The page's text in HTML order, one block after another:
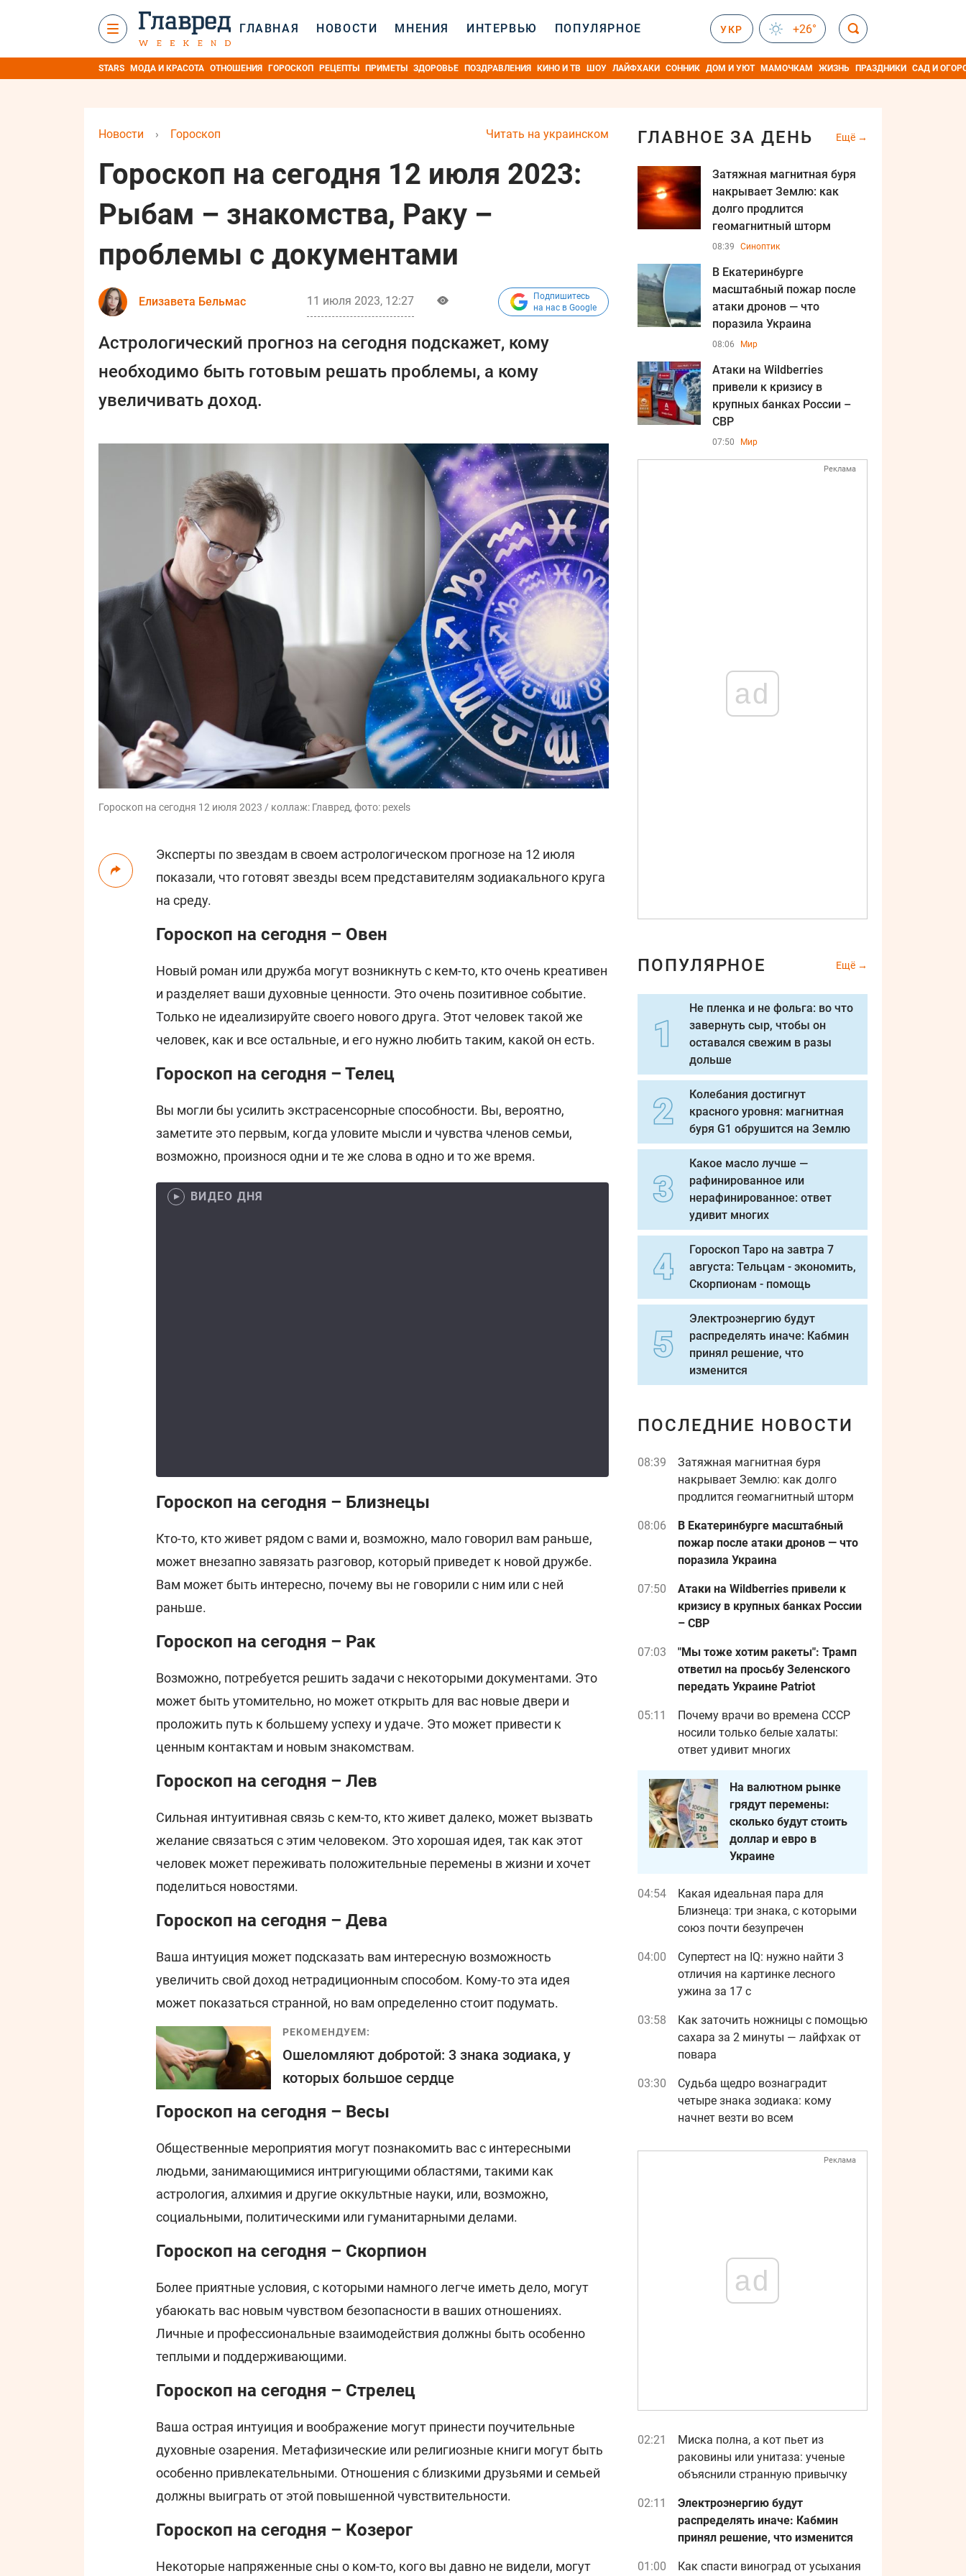
ГЛАВНАЯ НОВОСТИ МНЕНИЯ ИНТЕРВЬЮ ПОПУЛЯРНОЕ УКР +26°
STARS МОДА И КРАСОТА ОТНОШЕНИЯ ГОРОСКОП РЕЦЕПТЫ ПРИМЕТЫ ЗДОРОВЬЕ ПОЗДРАВЛЕНИЯ КИНО И ТВ ШОУ ЛАЙФХАКИ СОННИК ДОМ И УЮТ МАМОЧКАМ ЖИЗНЬ ПРАЗДНИКИ САД И
Читать на украинском
Новости › Гороскоп
Гороскоп на сегодня 12 июля 2023:
Рыбам – знакомства, Раку –
проблемы с документами
Елизавета Бельмас 11 июля 2023, 12:27
Подпишитесь
на нас в Google
Астрологический прогноз на сегодня подскажет, кому
необходимо быть готовым решать проблемы, а кому
увеличивать доход.
Гороскоп на сегодня 12 июля 2023 / коллаж: Главред, фото: pexels
Эксперты по звездам в своем астрологическом прогнозе на 12 июля
показали, что готовят звезды всем представителям зодиакального круга
на среду.
Гороскоп на сегодня – Овен
Новый роман или дружба могут возникнуть с кем-то, кто очень креативен
и разделяет ваши духовные ценности. Это очень позитивное событие.
Только не идеализируйте своего нового друга. Этот человек такой же
человек, как и все остальные, и его нужно любить таким, какой он есть.
Гороскоп на сегодня – Телец
Вы могли бы усилить экстрасенсорные способности. Вы, вероятно,
заметите это первым, когда уловите мысли и чувства членов семьи,
возможно, произнося одни и те же слова в одно и то же время.
ВИДЕО ДНЯ
Гороскоп на сегодня – Близнецы
Кто-то, кто живет рядом с вами и, возможно, мало говорил вам раньше,
может внезапно завязать разговор, который приведет к новой дружбе.
Вам может быть интересно, почему вы не говорили с ним или с ней
раньше.
Гороскоп на сегодня – Рак
Возможно, потребуется решить задачи с некоторыми документами. Это
может быть утомительно, но может открыть для вас новые двери и
проложить путь к большему успеху и удаче. Это может привести к
ценным контактам и новым знакомствам.
Гороскоп на сегодня – Лев
Сильная интуитивная связь с кем-то, кто живет далеко, может вызвать
желание связаться с этим человеком. Это хорошая идея, так как этот
человек может переживать положительные перемены в жизни и хочет
поделиться новостями.
Гороскоп на сегодня – Дева
Ваша интуиция может подсказать вам интересную возможность
увеличить свой доход нетрадиционным способом. Кому-то эта идея
может показаться странной, но вам определенно стоит подумать.
РЕКОМЕНДУЕМ:
Ошеломляют добротой: 3 знака зодиака, у
которых большое сердце
Гороскоп на сегодня – Весы
Общественные мероприятия могут познакомить вас с интересными
людьми, занимающимися интригующими областями, такими как
астрология, алхимия и другие оккультные науки, или, возможно,
социальными, политическими или гуманитарными делами.
Гороскоп на сегодня – Скорпион
Более приятные условия, с которыми намного легче иметь дело, могут
убаюкать вас новым чувством безопасности в ваших отношениях.
Личные и профессиональные взаимодействия должны быть особенно
теплыми и поддерживающими.
Гороскоп на сегодня – Стрелец
Ваша острая интуиция и воображение могут принести поучительные
духовные озарения. Метафизические или религиозные книги могут быть
особенно привлекательными. Отношения с близкими друзьями и семьей
должны выиграть от этой повышенной чувствительности.
Гороскоп на сегодня – Козерог
Некоторые напряженные сны о ком-то, кого вы давно не видели, могут
ГЛАВНОЕ ЗА ДЕНЬ Ещё
Затяжная магнитная буря
накрывает Землю: как
долго продлится
геомагнитный шторм
08:39 Синоптик
В Екатеринбурге
масштабный пожар после
атаки дронов — что
поразила Украина
08:06 Мир
Атаки на Wildberries
привели к кризису в
крупных банках России –
СВР
07:50 Мир
Реклама
ad
ПОПУЛЯРНОЕ Ещё
Не пленка и не фольга: во что
завернуть сыр, чтобы он
оставался свежим в разы
дольше
Колебания достигнут
красного уровня: магнитная
буря G1 обрушится на Землю
Какое масло лучше —
рафинированное или
нерафинированное: ответ
удивит многих
Гороскоп Таро на завтра 7
августа: Тельцам - экономить,
Скорпионам - помощь
Электроэнергию будут
распределять иначе: Кабмин
принял решение, что
изменится
ПОСЛЕДНИЕ НОВОСТИ
08:39
Затяжная магнитная буря
накрывает Землю: как долго
продлится геомагнитный шторм
08:06
В Екатеринбурге масштабный
пожар после атаки дронов — что
поразила Украина
07:50
Атаки на Wildberries привели к
кризису в крупных банках России
– СВР
07:03
"Мы тоже хотим ракеты": Трамп
ответил на просьбу Зеленского
передать Украине Patriot
05:11
Почему врачи во времена СССР
носили только белые халаты:
ответ удивит многих
На валютном рынке
грядут перемены:
сколько будут стоить
доллар и евро в
Украине
04:54
Какая идеальная пара для
Близнеца: три знака, с которыми
союз почти безупречен
04:00
Супертест на IQ: нужно найти 3
отличия на картинке лесного
ужина за 17 с
03:58
Как заточить ножницы с помощью
сахара за 2 минуты — лайфхак от
повара
03:30
Судьба щедро вознаградит
четыре знака зодиака: кому
начнет везти во всем
Реклама
ad
02:21
Миска полна, а кот пьет из
раковины или унитаза: ученые
объяснили странную привычку
02:11
Электроэнергию будут
распределять иначе: Кабмин
принял решение, что изменится
01:00 Как спасти виноград от усыхания